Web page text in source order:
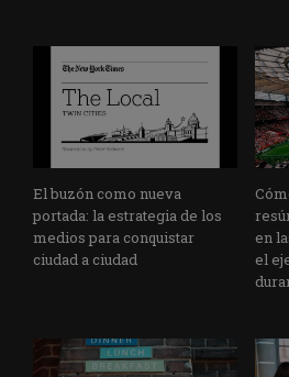
El buzón como nueva
portada: la estrategia de los
medios para conquistar
ciudad a ciudad
en
el